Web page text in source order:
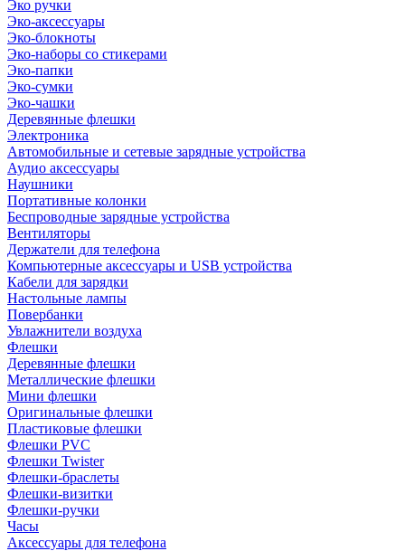
Эко ручки
Эко-аксессуары
Эко-блокноты
Эко-наборы со стикерами
Эко-папки
Эко-сумки
Эко-чашки
Деревянные флешки
Электроника
Автомобильные и сетевые зарядные устройства
Аудио аксессуары
Наушники
Портативные колонки
Беспроводные зарядные устройства
Вентиляторы
Держатели для телефона
Компьютерные аксессуары и USB устройства
Кабели для зарядки
Настольные лампы
Повербанки
Увлажнители воздуха
Флешки
Деревянные флешки
Металлические флешки
Мини флешки
Оригинальные флешки
Пластиковые флешки
Флешки PVC
Флешки Twister
Флешки-браслеты
Флешки-визитки
Флешки-ручки
Часы
Аксессуары для телефона